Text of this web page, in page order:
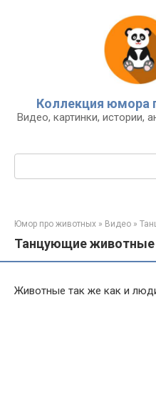
Коллекция юмора
Видео, картинки, истории,
Юмор про животных » Видео »
Танцующие животные
Животные так же как и